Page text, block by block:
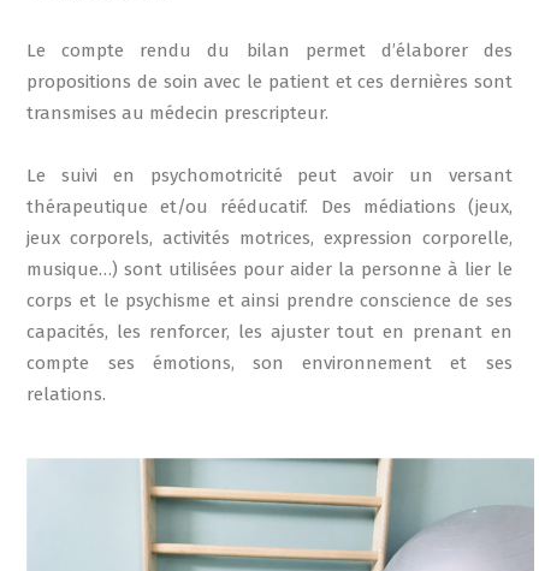
Le compte rendu du bilan permet d’élaborer des
propositions de soin avec le patient et ces dernières sont
transmises au médecin prescripteur.
Le suivi en psychomotricité peut avoir un versant
thérapeutique et/ou rééducatif. Des médiations (jeux,
jeux corporels, activités motrices, expression corporelle,
musique…) sont utilisées pour aider la personne à lier le
corps et le psychisme et ainsi prendre conscience de ses
capacités, les renforcer, les ajuster tout en prenant en
compte ses émotions, son environnement et ses
relations.